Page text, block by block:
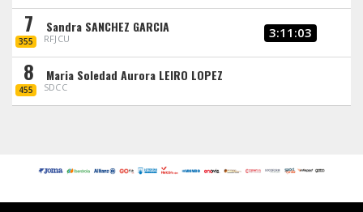
7
355
Sandra SANCHEZ GARCIA
RFJCU 3:11:03
8
455
Maria Soledad Aurora LEIRO LOPEZ
SDCC